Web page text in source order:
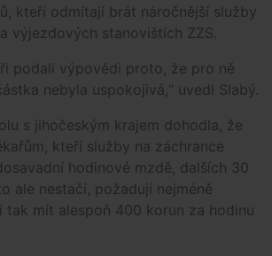
kteří odmítají brát náročnější služby
výjezdových stanovištích ZZS.
podali výpovědi proto, že pro ně
nebyla uspokojivá,“ uvedl Slabý.
s jihočeským krajem dohodla, že
kteří služby na záchrance
hodinové mzdě, dalších 30
ale nestačí, požadují nejméně
tak mít alespoň 400 korun za hodinu